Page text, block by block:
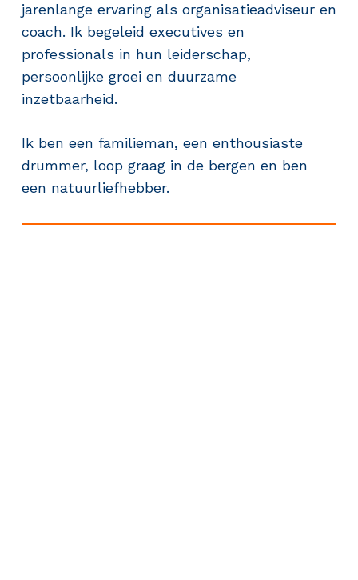
jarenlange ervaring als organisatieadviseur en
coach. Ik begeleid executives en
professionals in hun leiderschap,
persoonlijke groei en duurzame
inzetbaarheid.
Ik ben een familieman, een enthousiaste
drummer, loop graag in de bergen en ben
een natuurliefhebber.